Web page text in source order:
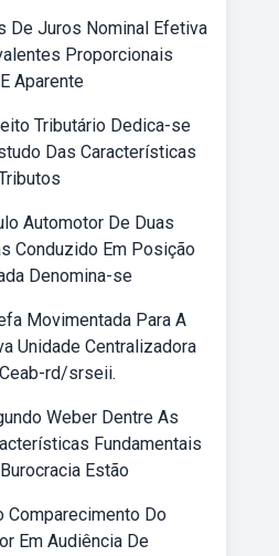
De Juros Nominal Efetiva
Proporcionais
Aparente
Tributário Dedica-se
Das Características
Automotor De Duas
Conduzido Em Posição
Denomina-se
Movimentada Para A
Unidade Centralizadora
rd/srseii.
Weber Dentre As
Fundamentais
Estão
Comparecimento Do
Em Audiência De